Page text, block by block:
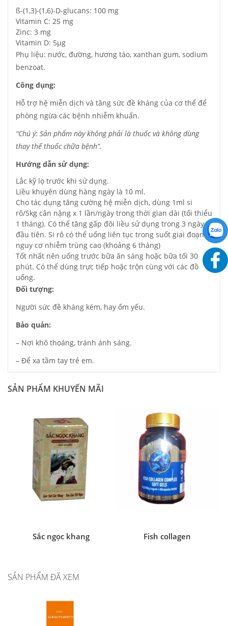
ß-(1,3)-(1,6)-D-glucans: 100 mg
Vitamin C: 25 mg
Zinc: 3 mg
Vitamin D: 5µg
Phụ liệu: nước, đường, hương táo, xanthan gum, sodium
benzoat.
Công dụng:
Hỗ trợ hệ miễn dịch và tăng sức đề kháng của cơ thể để
phòng ngừa các bệnh nhiễm khuẩn.
“Chú ý: Sản phẩm này không phải là thuốc và không dùng
thay thế thuốc chữa bệnh”.
Hướng dẫn sử dụng:
Lắc kỹ lọ trước khi sử dụng.
Liều khuyên dùng hàng ngày là 10 ml.
Cho tác dụng tăng cường hệ miễn dịch, dùng 1ml si
rô/5kg cân nặng x 1 lần/ngày trong thời gian dài (tối thiểu
1 tháng). Có thể tăng gấp đôi liều sử dụng trong 3 ngày
đầu tiên. Si rô có thể uống liên tục trong suốt giai đoạn
nguy cơ nhiễm trùng cao (khoảng 6 tháng)
Tốt nhất nên uống trước bữa ăn sáng hoặc bữa tối 30
phút. Có thể dùng trực tiếp hoặc trộn cùng với các đồ
uống.
Đối tượng:
Người sức đề kháng kém, hay ốm yếu.
Bảo quản:
– Nơi khô thoáng, tránh ánh sáng.
– Để xa tầm tay trẻ em.
SẢN PHẨM KHUYẾN MÃI
Sắc ngọc khang Fish collagen
SẢN PHẨM ĐÃ XEM